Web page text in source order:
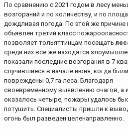
По сравнению с 2021 годом в лесу
возгораний и по количеству, и по
дождливая погода. По этой же причине
объявлен третий класс
позволяет тольяттинцам посещать
среди них все же находятся
показали последние возгорания в 7
случившиеся в начале июня, когда были
повреждены 0,7 га леса. Благодаря
своевременному выявлению очагов, а
оказалось четыре, пожары удалось
потушить. Специалисты пришли к
огонь был разведен целенаправленно.